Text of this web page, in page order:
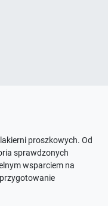
proszkowych. Od
sprawdzonych
wsparciem na